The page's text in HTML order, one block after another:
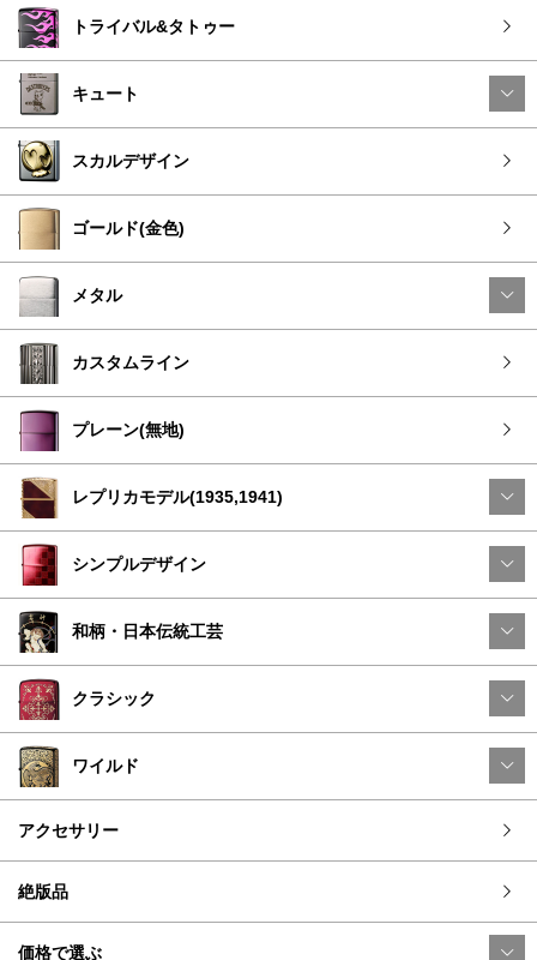
トライバル&タトゥー
キュート
スカルデザイン
ゴールド(金色)
メタル
カスタムライン
プレーン(無地)
レプリカモデル(1935,1941)
シンプルデザイン
和柄・日本伝統工芸
クラシック
ワイルド
アクセサリー
絶版品
価格で選ぶ